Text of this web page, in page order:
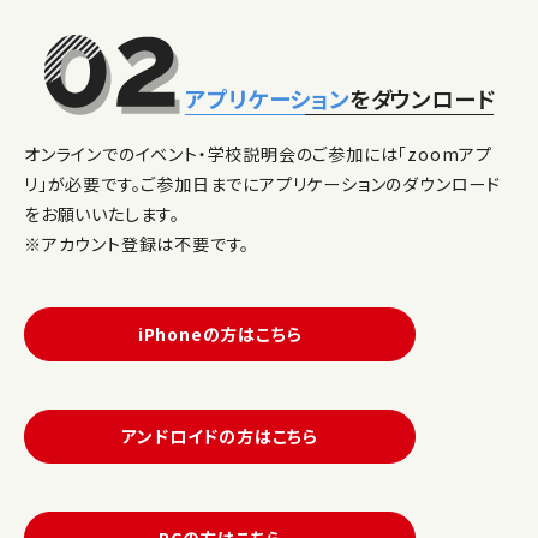
アプリケーションをダウンロード
オンラインでのイベント・学校説明会のご参加には「zoomアプ
リ」が必要です。ご参加日までにアプリケーションのダウンロード
をお願いいたします。
※アカウント登録は不要です。
iPhoneの方はこちら
アンドロイドの方はこちら